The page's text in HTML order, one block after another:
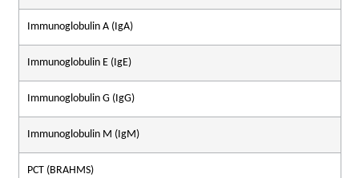
Immunoglobulin A (IgA)
Immunoglobulin E (IgE)
Immunoglobulin G (IgG)
Immunoglobulin M (IgM)
PCT (BRAHMS)